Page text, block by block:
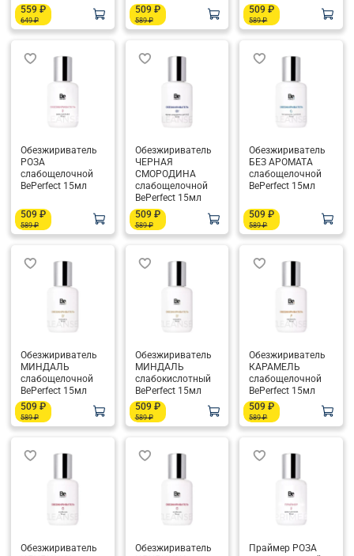
559 ₽
649 ₽
509 ₽
589 ₽
509 ₽
589 ₽
Обезжириватель
РОЗА
слабощелочной
BePerfect 15мл
509 ₽
589 ₽
Обезжириватель
ЧЕРНАЯ
СМОРОДИНА
слабощелочной
BePerfect 15мл
509 ₽
589 ₽
Обезжириватель
БЕЗ АРОМАТА
слабощелочной
BePerfect 15мл
509 ₽
589 ₽
Обезжириватель
МИНДАЛЬ
слабощелочной
BePerfect 15мл
509 ₽
589 ₽
Обезжириватель
МИНДАЛЬ
слабокислотный
BePerfect 15мл
509 ₽
589 ₽
Обезжириватель
КАРАМЕЛЬ
слабощелочной
BePerfect 15мл
509 ₽
589 ₽
Обезжириватель
Обезжириватель
Праймер РОЗА